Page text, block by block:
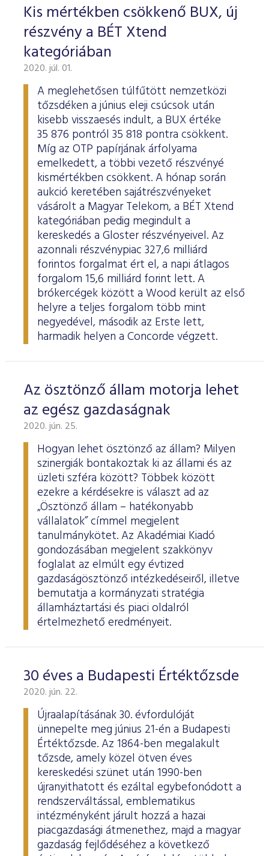
Kis mértékben csökkenő BUX, új
részvény a BÉT Xtend
kategóriában
2020. júl. 01.
A meglehetősen túlfűtött nemzetközi
tőzsdéken a június eleji csúcsok után
kisebb visszaesés indult, a BUX értéke
35 876 pontról 35 818 pontra csökkent.
Míg az OTP papírjának árfolyama
emelkedett, a többi vezető részvényé
kismértékben csökkent. A hónap során
aukció keretében sajátrészvényeket
vásárolt a Magyar Telekom, a BÉT Xtend
kategóriában pedig megindult a
kereskedés a Gloster részvényeivel. Az
azonnali részvénypiac 327,6 milliárd
forintos forgalmat ért el, a napi átlagos
forgalom 15,6 milliárd forint lett. A
brókercégek között a Wood került az első
helyre a teljes forgalom több mint
negyedével, második az Erste lett,
harmadik helyen a Concorde végzett.
Az ösztönző állam motorja lehet
az egész gazdaságnak
2020. jún. 25.
Hogyan lehet ösztönző az állam? Milyen
szinergiák bontakoztak ki az állami és az
üzleti szféra között? Többek között
ezekre a kérdésekre is választ ad az
„Ösztönző állam – hatékonyabb
vállalatok” címmel megjelent
tanulmánykötet. Az Akadémiai Kiadó
gondozásában megjelent szakkönyv
foglalat az elmúlt egy évtized
gazdaságösztönző intézkedéseiről, illetve
bemutatja a kormányzati stratégia
államháztartási és piaci oldalról
értelmezhető eredményeit.
30 éves a Budapesti Értéktőzsde
2020. jún. 22.
Újraalapításának 30. évfordulóját
ünnepelte meg június 21-én a Budapesti
Értéktőzsde. Az 1864-ben megalakult
tőzsde, amely közel ötven éves
kereskedési szünet után 1990-ben
újranyithatott és ezáltal egybefonódott a
rendszerváltással, emblematikus
intézményként járult hozzá a hazai
piacgazdasági átmenethez, majd a magyar
gazdaság fejlődéséhez a következő